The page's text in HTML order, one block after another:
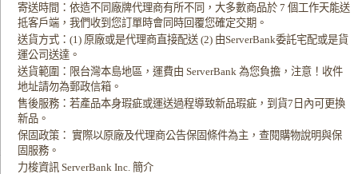
寄送時間：依造不同廠牌代理商有所不同，大多數商品於 7 個工作天能送
抵客戶端，我們收到您訂單時會同時回覆您確定交期。
送貨方式：(1) 原廠或是代理商直接配送 (2) 由ServerBank委託宅配或是貨
運公司送達。
送貨範圍：限台灣本島地區，運費由 ServerBank 為您負擔，注意！收件
地址請勿為郵政信箱。
售後服務：若產品本身瑕疵或運送過程導致新品瑕疵，到貨7日內可更換
新品。
保固政策： 實際以原廠及代理商公告保固條件為主，查閱購物說明與保
固服務。
力梭資訊 ServerBank Inc. 簡介